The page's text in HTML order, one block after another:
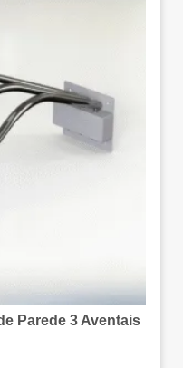
Parede 3 Aventais